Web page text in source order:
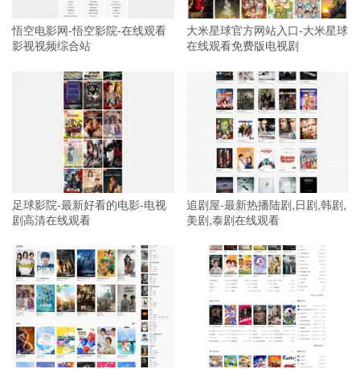
悟空电影网-悟空影院-在线观看
影视视频综合站
大米星球官方网站入口-大米星球
在线观看免费版电视剧
足球影院-最新好看的电影-电视
剧高清在线观看
追剧屋-最新热播陆剧,日剧,韩剧,
美剧,泰剧在线观看